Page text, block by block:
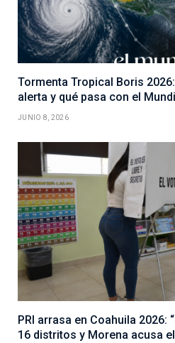
Tormenta Tropical Boris
alerta y qué pasa con el
JUNIO 8, 2026
PRI arrasa en Coahuila 2026:
16 distritos y Morena acusa el